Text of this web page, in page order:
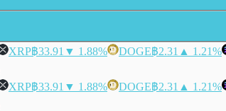
XRP฿33.91 ▼ 1.88% DOGE฿2.31 ▲ 1.21%
XRP฿33.91 ▼ 1.88% DOGE฿2.31 ▲ 1.21%